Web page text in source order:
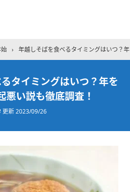
› 年越しそばを食べるタイミングはいつ？
タイミングはいつ？年を
悪い説も徹底調査！
更新2023/09/26